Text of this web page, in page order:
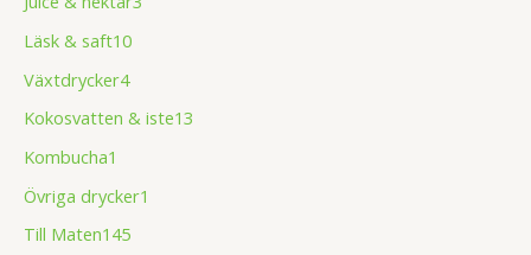
Läsk & saft10
Växtdrycker4
Kokosvatten & iste13
Kombucha1
Övriga drycker1
Till Maten145